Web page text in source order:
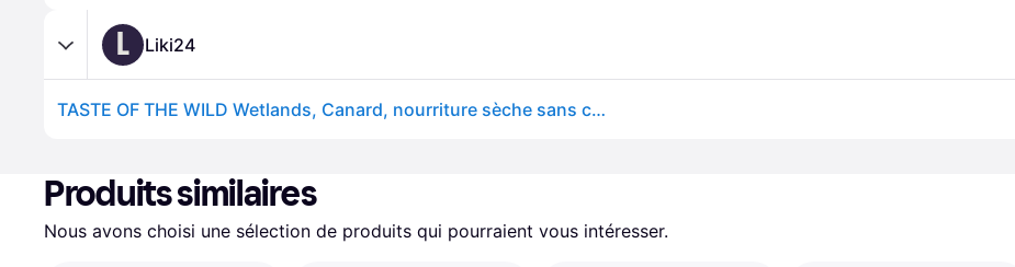
L Liki24
TASTE OF THE WILD Wetlands, Canard, nourriture sèche sans céréales pour chiens, 2kg
Produits similaires
Nous avons choisi une sélection de produits qui pourraient vous intéresser.